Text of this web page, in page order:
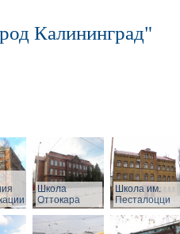
Калининград"
Школа
Оттокара
Школа им.
Песталоцци